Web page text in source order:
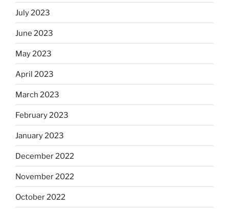
July 2023
June 2023
May 2023
April 2023
March 2023
February 2023
January 2023
December 2022
November 2022
October 2022